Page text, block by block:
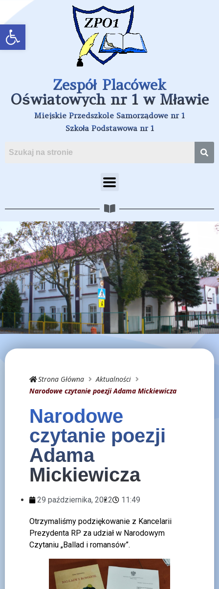
Open toolbar
Zespół Placówek
Oświatowych nr 1 w Mławie
Miejskie Przedszkole Samorządowe nr 1
Szkoła Podstawowa nr 1
Strona Główna
Aktualności
Narodowe czytanie poezji Adama Mickiewicza
Narodowe
czytanie poezji
Adama
Mickiewicza
29 października, 2022 11:49
Otrzymaliśmy podziękowanie z Kancelarii
Prezydenta RP za udział w Narodowym
Czytaniu „Ballad i romansów”.